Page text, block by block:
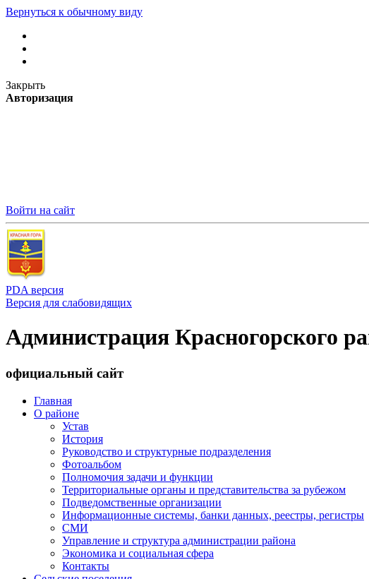
Вернуться к обычному виду
Закрыть
Авторизация
Войти на сайт
PDA версия
Версия для слабовидящих
Администрация Красногорского
официальный сайт
Главная
О районе
Устав
История
Руководство и структурные подразделения
Фотоальбом
Полномочия задачи и функции
Территориальные органы и представительства за рубежом
Подведомственные организации
Информационные системы, банки данных, реестры, регистры
СМИ
Управление и структура администрации района
Экономика и социальная сфера
Контакты